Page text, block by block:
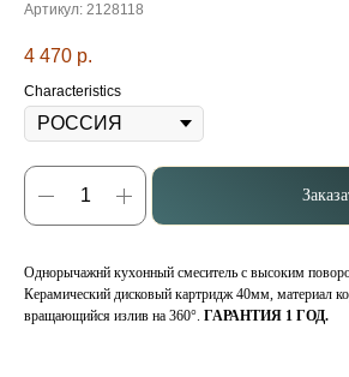
Артикул: 2128118
4 470 р.
Characteristics
Однорычажнй кухонный смеситель с высоким
Керамический дисковый картридж 40мм, материал
вращающийся излив на 360°. ГАРАНТИЯ 1 ГОД.